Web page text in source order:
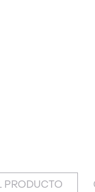
PRODUCTO